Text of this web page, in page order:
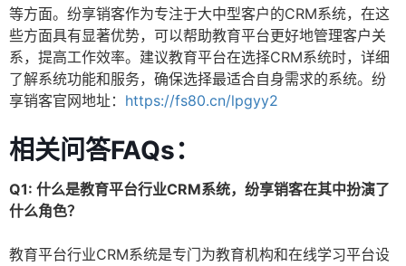
等方面。纷享销客作为专注于大中型客户的CRM系统，在这
些方面具有显著优势，可以帮助教育平台更好地管理客户关
系，提高工作效率。建议教育平台在选择CRM系统时，详细
了解系统功能和服务，确保选择最适合自身需求的系统。纷
享销客官网地址： https://fs80.cn/lpgyy2
相关问答FAQs：
Q1: 什么是教育平台行业CRM系统，纷享销客在其中扮演了
什么角色？
教育平台行业CRM系统是专门为教育机构和在线学习平台设